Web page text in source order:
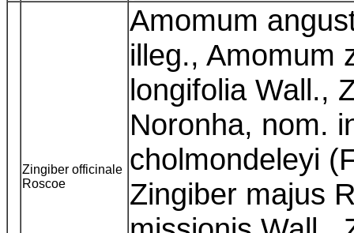
Zingiber officinale
Roscoe
Amomum
illeg., Amomum
longifolia Wall.,
Noronha, nom.
cholmondeleyi
Zingiber majus